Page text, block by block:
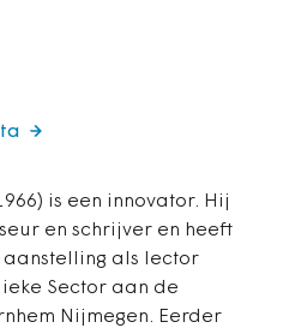
is een innovator. Hij
en schrijver en heeft
als lector
Sector aan de
Nijmegen. Eerder